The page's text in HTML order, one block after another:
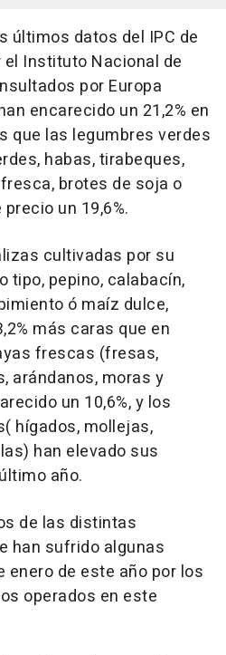
últimos datos del IPC de
Instituto Nacional de
por Europa
encarecido un 21,2% en
que las legumbres verdes
habas, tirabeques,
brotes de soja o
un 19,6%.
cultivadas por su
pepino, calabacín,
ó maíz dulce,
más caras que en
frescas (fresas,
arándanos, moras y
un 10,6%, y los
hígados, mollejas,
han elevado sus
año.
de las distintas
han sufrido algunas
de este año por los
operados en este